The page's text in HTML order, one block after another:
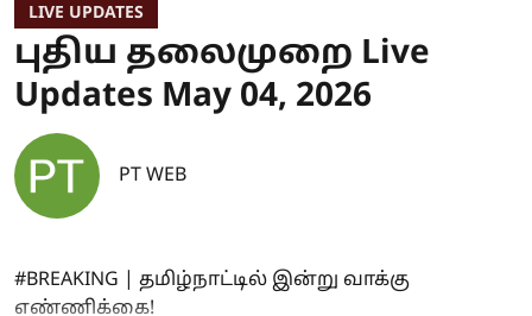
LIVE UPDATES
புதிய தலைமுறை Live
Updates May 04, 2026
PT WEB
#BREAKING | தமிழ்நாட்டில் இன்று வாக்கு
எண்ணிக்கை!